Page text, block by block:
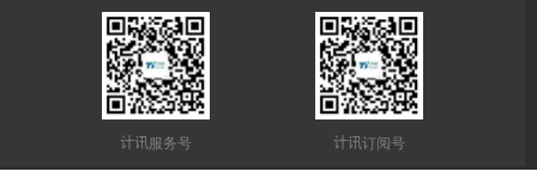
了解更多
计讯服务号 计讯订阅号